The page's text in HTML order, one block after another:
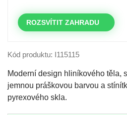
ROZSVÍTIT ZAHRADU
Kód produktu: I115115
Moderní design hliníkového těla,
jemnou práškovou barvou a
pyrexového skla.